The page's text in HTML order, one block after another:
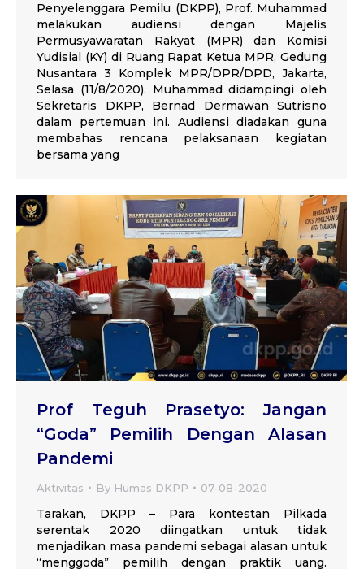
Penyelenggara Pemilu (DKPP), Prof. Muhammad
melakukan audiensi dengan Majelis
Permusyawaratan Rakyat (MPR) dan Komisi
Yudisial (KY) di Ruang Rapat Ketua MPR, Gedung
Nusantara 3 Komplek MPR/DPR/DPD, Jakarta,
Selasa (11/8/2020). Muhammad didampingi oleh
Sekretaris DKPP, Bernad Dermawan Sutrisno
dalam pertemuan ini. Audiensi diadakan guna
membahas rencana pelaksanaan kegiatan
bersama yang
Prof Teguh Prasetyo: Jangan
“Goda” Pemilih Dengan Alasan
Pandemi
Aktivitas By Humas DKPP 07-08-2020
Tarakan, DKPP – Para kontestan Pilkada
serentak 2020 diingatkan untuk tidak
menjadikan masa pandemi sebagai alasan untuk
“menggoda” pemilih dengan praktik uang.